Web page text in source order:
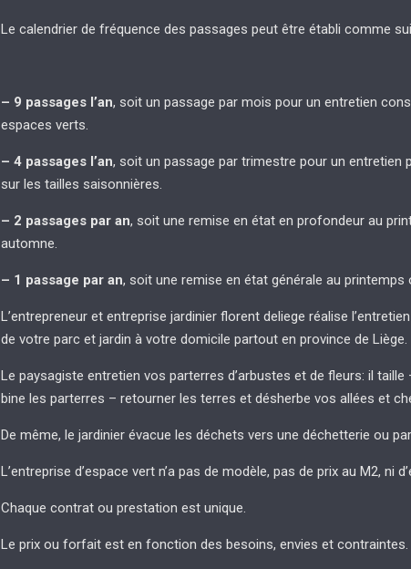
Le calendrier de fréquence des passages peut être établi comme
– 9 passages l’an, soit un passage par mois pour un entretien
espaces verts.
– 4 passages l’an, soit un passage par trimestre pour un entretien
sur les tailles saisonnières.
– 2 passages par an, soit une remise en état en profondeur au
automne.
– 1 passage par an, soit une remise en état générale au printemps
L’entrepreneur et entreprise jardinier florent deliege réalise
de votre parc et jardin à votre domicile partout en province de Liège.
Le paysagiste entretien vos parterres d’arbustes et de fleurs: il taille
bine les parterres – retourner les terres et désherbe vos allées et
De même, le jardinier évacue les déchets vers une déchetterie ou
L’entreprise d’espace vert n’a pas de modèle, pas de prix au M2, ni
Chaque contrat ou prestation est unique.
Le prix ou forfait est en fonction des besoins, envies et contraintes.